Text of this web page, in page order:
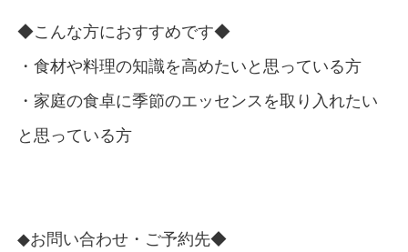
◆こんな方におすすめです◆
・食材や料理の知識を高めたいと思っている方
・家庭の食卓に季節のエッセンスを取り入れたい
と思っている方
◆お問い合わせ・ご予約先◆